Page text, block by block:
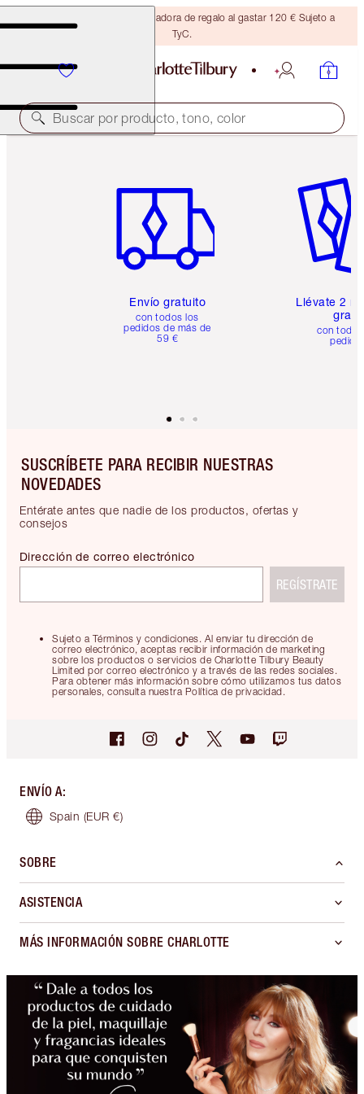
Consigue una brocha bronceadora de regalo al gastar 120 € Sujeto a
TyC.
Buscar por producto, tono, color
Envío gratuito
con todos los
pedidos de más de
59 €
Llévate 2
gratis
con
SUSCRÍBETE PARA RECIBIR NUESTRAS
NOVEDADES
Entérate antes que nadie de los productos, ofertas y
consejos
Sujeto a Términos y condiciones. Al enviar tu dirección de
correo electrónico, aceptas recibir información de marketing
sobre los productos o servicios de Charlotte Tilbury Beauty
Limited por correo electrónico y a través de las redes sociales.
Para obtener más información sobre cómo utilizamos tus datos
personales, consulta nuestra Política de privacidad.
Dirección de correo electrónico
REGÍSTRATE
ENVÍO A:
Spain (EUR €)
SOBRE
ASISTENCIA
MÁS INFORMACIÓN SOBRE CHARLOTTE